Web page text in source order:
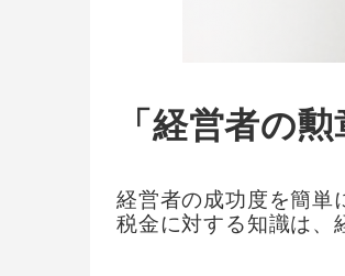
「経営者の
経営者の成功度を簡単
税金に対する知識は、